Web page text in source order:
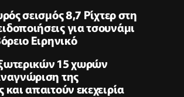
σεισμός 8,7 Ρίχτερ στη
για τσουνάμι
Ειρηνικό
15 χωρών
της
και απαιτούν εκεχειρία